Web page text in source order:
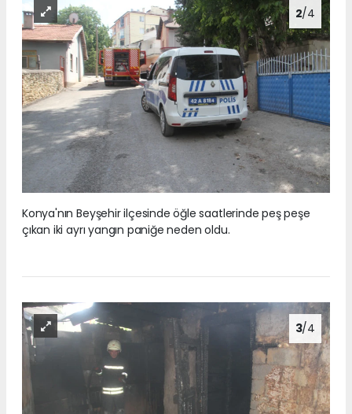
2/4
Konya'nın Beyşehir ilçesinde öğle saatlerinde peş peşe
çıkan iki ayrı yangın paniğe neden oldu.
3/4